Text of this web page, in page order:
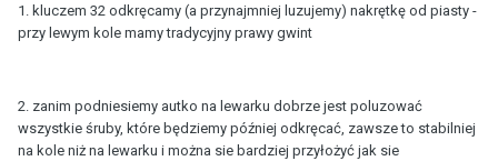
1. kluczem 32 odkręcamy (a przynajmniej luzujemy) nakrętkę od piasty -
przy lewym kole mamy tradycyjny prawy gwint
2. zanim podniesiemy autko na lewarku dobrze jest poluzować
wszystkie śruby, które będziemy później odkręcać, zawsze to stabilniej
na kole niż na lewarku i można sie bardziej przyłożyć jak sie